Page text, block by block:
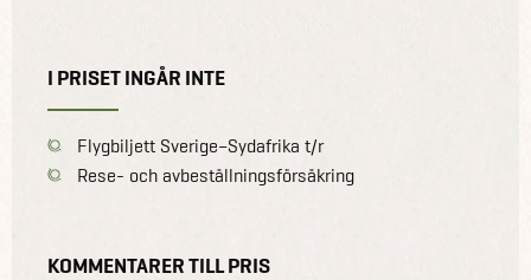
I PRISET INGÅR INTE
Flygbiljett Sverige–Sydafrika t/r
Rese- och avbeställningsförsäkring
KOMMENTARER TILL PRIS